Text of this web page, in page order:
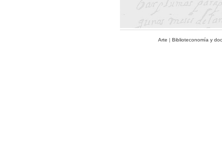
Arte | Biblioteconomía y